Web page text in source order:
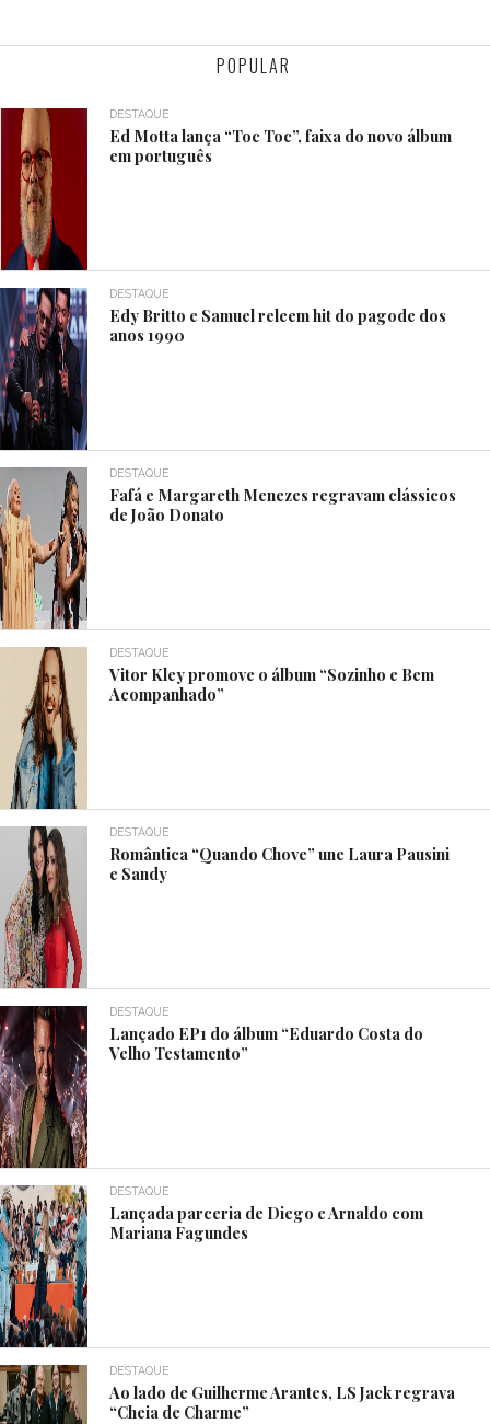
POPULAR
DESTAQUE
Ed Motta lança “Toc Toc”, faixa do novo álbum
em português
DESTAQUE
Edy Britto e Samuel releem hit do pagode dos
anos 1990
DESTAQUE
Fafá e Margareth Menezes regravam clássicos
de João Donato
DESTAQUE
Vitor Kley promove o álbum “Sozinho e Bem
Acompanhado”
DESTAQUE
Romântica “Quando Chove” une Laura Pausini
e Sandy
DESTAQUE
Lançado EP1 do álbum “Eduardo Costa do
Velho Testamento”
DESTAQUE
Lançada parceria de Diego e Arnaldo com
Mariana Fagundes
DESTAQUE
Ao lado de Guilherme Arantes, LS Jack regrava
“Cheia de Charme”